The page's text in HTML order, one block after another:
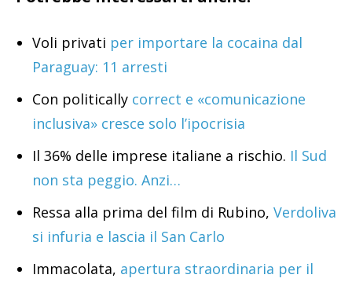
Voli privati per importare la cocaina dal
Paraguay: 11 arresti
Con politically correct e «comunicazione
inclusiva» cresce solo l’ipocrisia
Il 36% delle imprese italiane a rischio. Il Sud
non sta peggio. Anzi…
Ressa alla prima del film di Rubino, Verdoliva
si infuria e lascia il San Carlo
Immacolata, apertura straordinaria per il